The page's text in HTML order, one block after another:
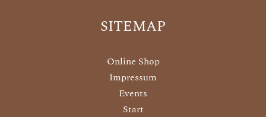
SITEMAP
Online Shop
Impressum
Events
Start